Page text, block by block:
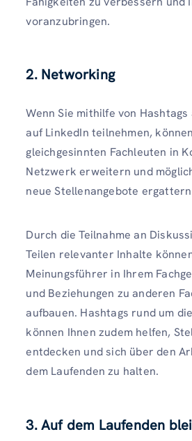
voranzubringen.
2. Networking
Wenn Sie mithilfe von
auf LinkedIn teilnehmen,
gleichgesinnten Fachleuten in
Netzwerk erweitern und
neue Stellenangebote
Durch die Teilnahme an
Teilen relevanter Inhalte
Meinungsführer in Ihrem
und Beziehungen zu anderen
aufbauen. Hashtags rund um
können Ihnen zudem helfen,
entdecken und sich über den
dem Laufenden zu halten.
3. Auf dem Laufenden